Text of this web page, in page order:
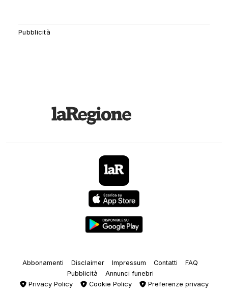
Abbonamenti Disclaimer Impressum Contatti
FAQ
Pubblicità
Annunci funebri
Privacy Policy
Cookie Policy Preferenze privacy